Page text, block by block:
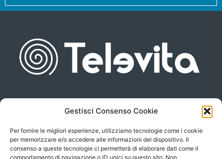
Gestisci Consenso Cookie
Per fornire le migliori esperienze, utilizziamo tecnologie come i cookie
per memorizzare e/o accedere alle informazioni del dispositivo. Il
consenso a queste tecnologie ci permetterà di elaborare dati come il
comportamento di navigazione o ID unici su questo sito. Non
Piazza san Giovanni, 6
P.Iva 00566630323
info@televita.it